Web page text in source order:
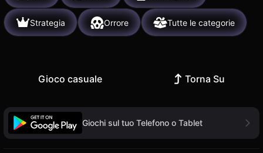
Strategia Orrore Tutte le categorie
Gioco casuale Torna Su
Giochi sul tuo Telefono o Tablet